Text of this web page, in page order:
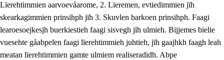
Lïerehtimmien aarvoevåarome, 2. Lïeremen, evtiedimmien jïh
skearkagimmien prinsihph jïh 3. Skuvlen barkoen prinsihph. Faagi
learoesoejkesjh buerkiestieh faagi sisvegh jïh ulmieh. Bijjemes bielie
vuesehte gåabpelen faagi lïerehtimmieh juhtieh, jïh gaajhkh faagh leah
meatan lïerehtimmien gamte ulmiem realiseradidh. Abpe